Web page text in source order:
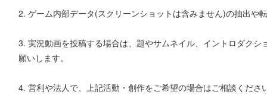
2. ゲーム内部データ(スクリーンショットは含みません)の抽出や
3. 実況動画を投稿する場合は、題やサムネイル、イントロダク
願いします。
4. 営利や法人で、上記活動・創作をご希望の場合はご相談くださ